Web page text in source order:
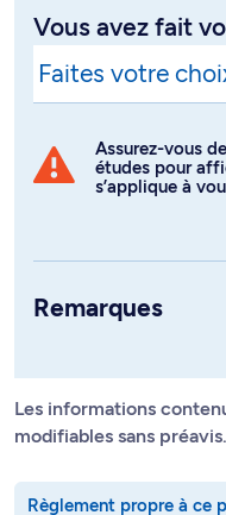
Vous avez fait
Assurez-vous
études pour
s’applique à
Remarques
Les informations
modifiables sans préavis.
Règlement propre à ce